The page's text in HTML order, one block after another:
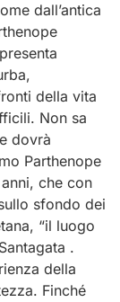
dall’antica
della vita
Non sa
dovrà
Parthenope
che con
sfondo dei
“il luogo
.
della
Finché